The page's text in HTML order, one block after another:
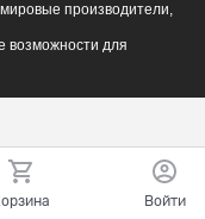
производители,
возможности для
Войти